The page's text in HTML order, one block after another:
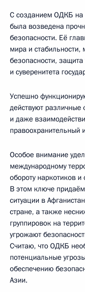
С созданием ОДКБ на
была возведена
безопасности. Её
мира и
безопасности,
и суверенитета
Успешно
действуют различные
и даже
правоохранительный
Особое внимание
международному
обороту наркотиков
В этом ключе
ситуации в
стране, а также
группировок на
угрожают
Считаю, что ОДКБ
потенциальные
обеспечению
Азии.